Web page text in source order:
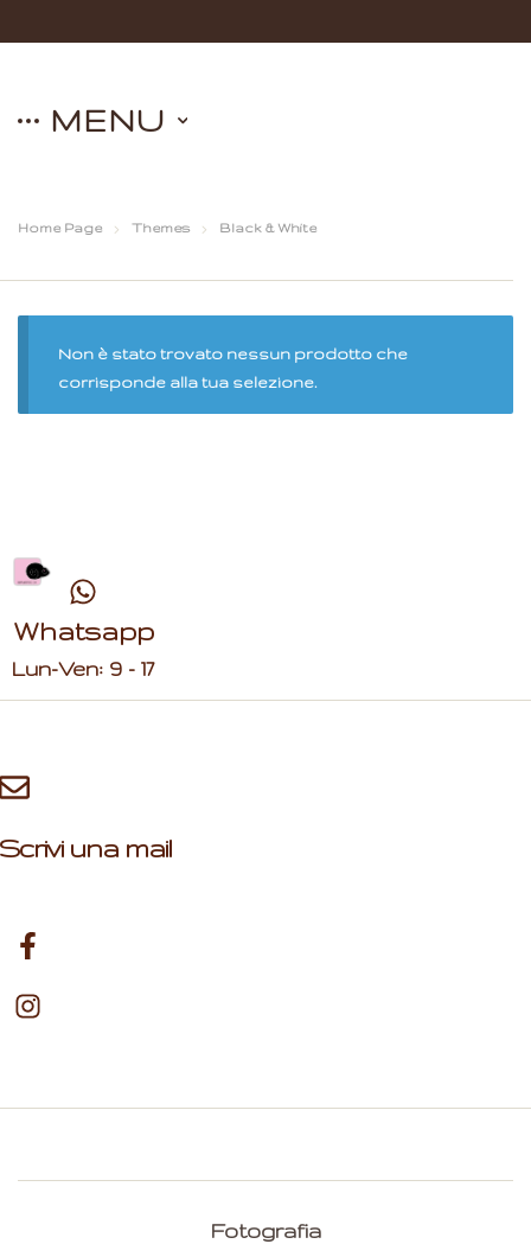
MENU
Home Page Themes Black & White
Non è stato trovato nessun prodotto che
corrisponde alla tua selezione.
Whatsapp
Lun-Ven: 9 - 17
Scrivi una mail
Fotografia